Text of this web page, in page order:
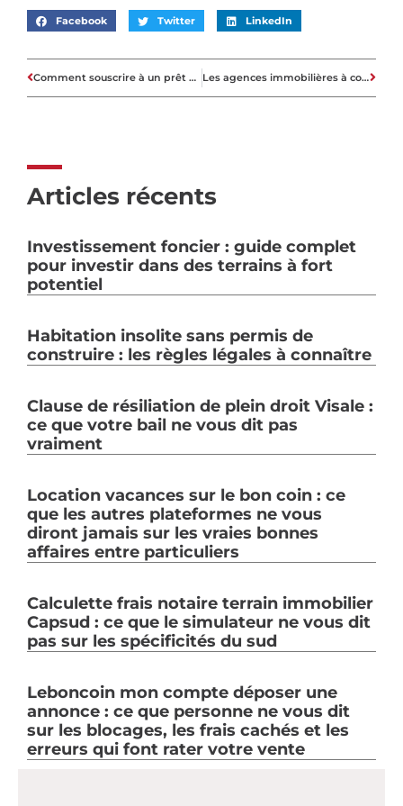
Facebook Twitter LinkedIn
Comment souscrire à un prêt personnel ? Les agences immobilières à commissions fixes
Articles récents
Investissement foncier : guide complet
pour investir dans des terrains à fort
potentiel
Habitation insolite sans permis de
construire : les règles légales à connaître
Clause de résiliation de plein droit Visale :
ce que votre bail ne vous dit pas
vraiment
Location vacances sur le bon coin : ce
que les autres plateformes ne vous
diront jamais sur les vraies bonnes
affaires entre particuliers
Calculette frais notaire terrain immobilier
Capsud : ce que le simulateur ne vous dit
pas sur les spécificités du sud
Leboncoin mon compte déposer une
annonce : ce que personne ne vous dit
sur les blocages, les frais cachés et les
erreurs qui font rater votre vente